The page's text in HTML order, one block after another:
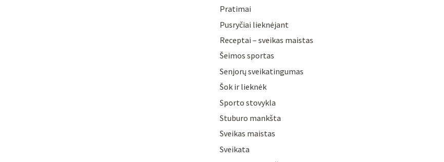
Pratimai
Pusryčiai lieknėjant
Receptai – sveikas maistas
Šeimos sportas
Senjorų sveikatingumas
Šok ir lieknėk
Sporto stovykla
Stuburo mankšta
Sveikas maistas
Sveikata